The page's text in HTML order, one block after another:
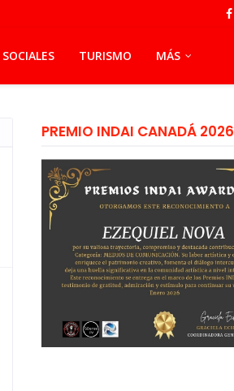
SOCIALES TURISMO MÁS
PREMIO INDAI CANADÁ 2026